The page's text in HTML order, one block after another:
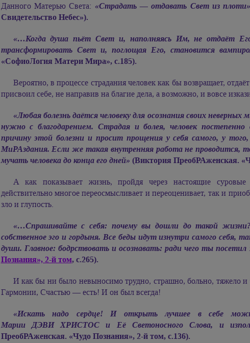
Данного Матерью Света: «Страдать — отдавать Свет из плоти»
Свидетельство Небес»).
«…Когда душа пьёт Свет и, наполняясь Им, не отдаёт
трансформировать Свет и, поглощая Его, становится
«СофиоЛогия Матери Мира», с.185).
Вероятно, в процессе страдания человек как бы возвращает,
присвоил себе, не направив на благие дела, а возможно, и вовсе
«Любая болезнь даётся человеку для осознания своих
нужно с благодарением. Страдая и болея, человек постепенно
причину этой болезни и просит прощения у себя самого, у
МиРАздания. Если же такая внутренняя работа не проводится,
мучать человека до конца его дней» (Виктория ПреобРАженская.
А как показывает жизнь, пройдя через настоящие
действительно многое переосмысливает и переоценивает, так и
зло и глупость.
«…Спрашивайте с себя: почему вы дошли до такой
собственное эго и гордыня. Все беды идут изнутри самого себя,
души. Главное: бодрствовать и осознавать: ради чего ты
Познания», 2-й том, с.265).
И как бы ни было невыносимо трудно, страшно, больно, тяжело
Гармонии, Счастью — есть! И он был всегда!
«Искать надо сердце! И открыть лучшее в себе
Марии ДЭВИ ХРИСТОС и Её Светоносного Слова, и
ПреобРАженская. «Чудо Познания», 2-й том, с.136).